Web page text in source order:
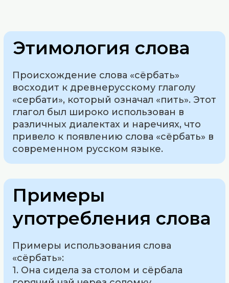
Этимология слова
Происхождение слова «сёрбать»
восходит к древнерусскому глаголу
«сербати», который означал «пить». Этот
глагол был широко использован в
различных диалектах и наречиях, что
привело к появлению слова «сёрбать» в
современном русском языке.
Примеры
употребления слова
Примеры использования слова
«сёрбать»:
1. Она сидела за столом и сёрбала